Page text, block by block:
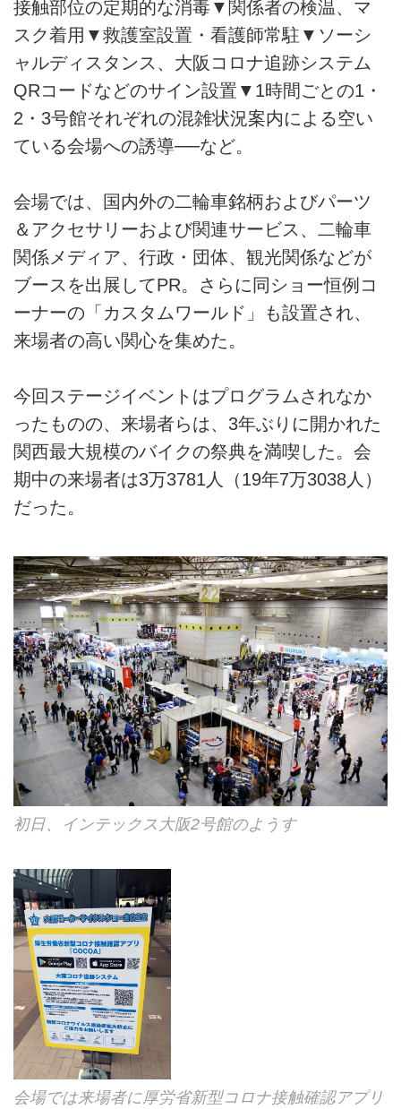
接触部位の定期的な消毒▼関係者の検温、マ
スク着用▼救護室設置・看護師常駐▼ソーシ
ャルディスタンス、大阪コロナ追跡システム
QRコードなどのサイン設置▼1時間ごとの1・
2・3号館それぞれの混雑状況案内による空い
ている会場への誘導──など。
会場では、国内外の二輪車銘柄およびパーツ
＆アクセサリーおよび関連サービス、二輪車
関係メディア、行政・団体、観光関係などが
ブースを出展してPR。さらに同ショー恒例コ
ーナーの「カスタムワールド」も設置され、
来場者の高い関心を集めた。
今回ステージイベントはプログラムされなか
ったものの、来場者らは、3年ぶりに開かれた
関西最大規模のバイクの祭典を満喫した。会
期中の来場者は3万3781人（19年7万3038人）
だった。
初日、インテックス大阪2号館のようす
会場では来場者に厚労省新型コロナ接触確認アプリ